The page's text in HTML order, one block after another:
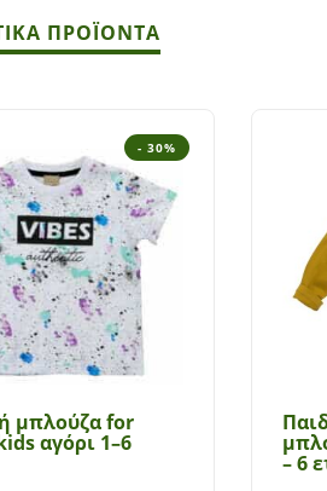
ΠΡΟΪΌΝΤΑ
- 30%
μπλούζα for
αγόρι 1–6
– 6